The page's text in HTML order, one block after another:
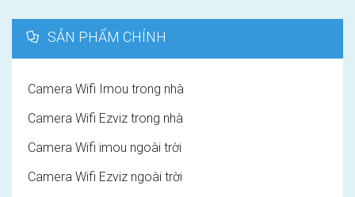
SẢN PHẨM CHÍNH
Camera Wifi Imou trong nhà
Camera Wifi Ezviz trong nhà
Camera Wifi imou ngoài trời
Camera Wifi Ezviz ngoài trời